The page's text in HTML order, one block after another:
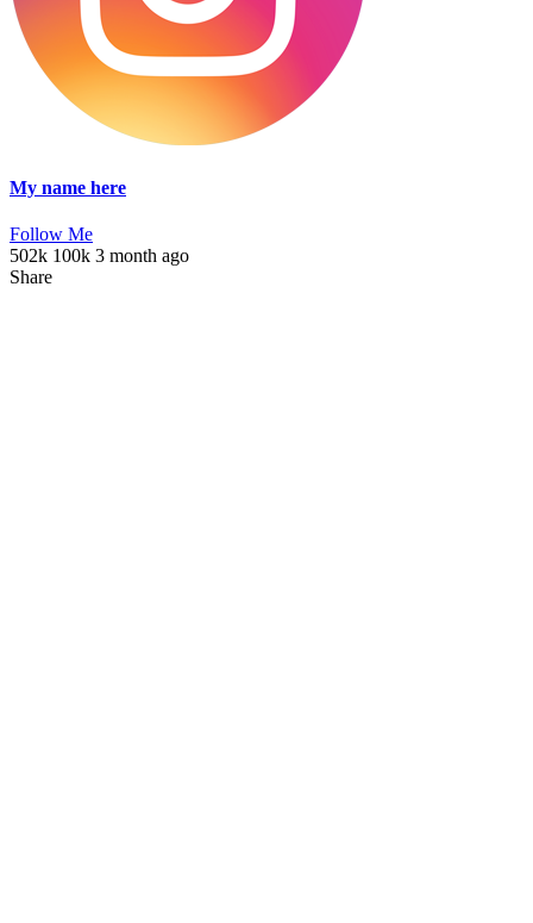
My name here
Follow Me
502k 100k 3 month ago
Share